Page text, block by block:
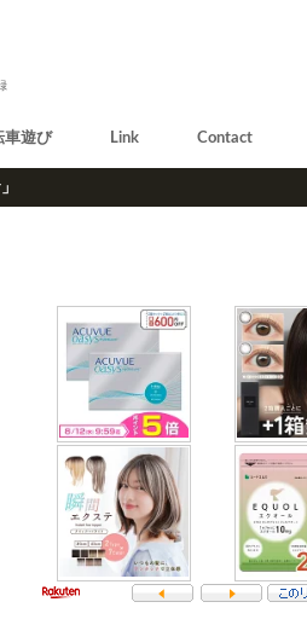
車遊び Link Contact